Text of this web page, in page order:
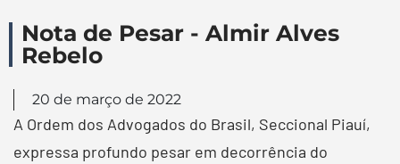
Nota de Pesar - Almir Alves
Rebelo
20 de março de 2022
A Ordem dos Advogados do Brasil, Seccional Piauí,
expressa profundo pesar em decorrência do